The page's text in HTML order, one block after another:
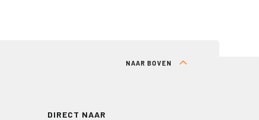
NAAR BOVEN
DIRECT NAAR